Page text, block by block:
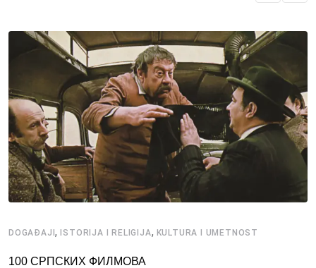
DOGAĐAJI,ISTORIJA I RELIGIJA, KULTURA I UMETNOST
100 СРПСКИХ ФИЛМОВА